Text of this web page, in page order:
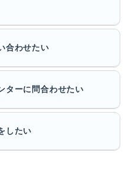
合わせたい
ターに問合わせたい
したい